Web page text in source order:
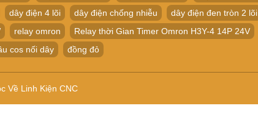
dây điện 4 lõi dây điện chống nhiễu dây điện đen tròn 2 lõi
relay omron Relay thời Gian Timer Omron H3Y-4 14P 24V
cos nối dây đồng đỏ
Về Linh Kiện CNC